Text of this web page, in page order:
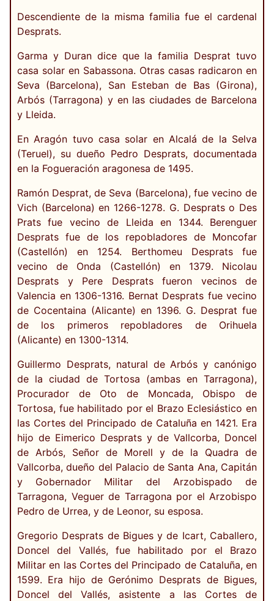
Descendiente de la misma familia fue el cardenal
Desprats.
Garma y Duran dice que la familia Desprat tuvo
casa solar en Sabassona. Otras casas radicaron en
Seva (Barcelona), San Esteban de Bas (Girona),
Arbós (Tarragona) y en las ciudades de Barcelona
y Lleida.
En Aragón tuvo casa solar en Alcalá de la Selva
(Teruel), su dueño Pedro Desprats, documentada
en la Fogueración aragonesa de 1495.
Ramón Desprat, de Seva (Barcelona), fue vecino de
Vich (Barcelona) en 1266-1278. G. Desprats o Des
Prats fue vecino de Lleida en 1344. Berenguer
Desprats fue de los repobladores de Moncofar
(Castellón) en 1254. Berthomeu Desprats fue
vecino de Onda (Castellón) en 1379. Nicolau
Desprats y Pere Desprats fueron vecinos de
Valencia en 1306-1316. Bernat Desprats fue vecino
de Cocentaina (Alicante) en 1396. G. Desprat fue
de los primeros repobladores de Orihuela
(Alicante) en 1300-1314.
Guillermo Desprats, natural de Arbós y canónigo
de la ciudad de Tortosa (ambas en Tarragona),
Procurador de Oto de Moncada, Obispo de
Tortosa, fue habilitado por el Brazo Eclesiástico en
las Cortes del Principado de Cataluña en 1421. Era
hijo de Eimerico Desprats y de Vallcorba, Doncel
de Arbós, Señor de Morell y de la Quadra de
Vallcorba, dueño del Palacio de Santa Ana, Capitán
y Gobernador Militar del Arzobispado de
Tarragona, Veguer de Tarragona por el Arzobispo
Pedro de Urrea, y de Leonor, su esposa.
Gregorio Desprats de Bigues y de Icart, Caballero,
Doncel del Vallés, fue habilitado por el Brazo
Militar en las Cortes del Principado de Cataluña, en
1599. Era hijo de Gerónimo Desprats de Bigues,
Doncel del Vallés, asistente a las Cortes de